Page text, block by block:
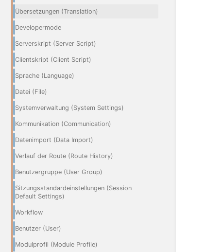
Übersetzungen (Translation)
Developermode
Serverskript (Server Script)
Clientskript (Client Script)
Sprache (Language)
Datei (File)
Systemverwaltung (System Settings)
Kommunikation (Communication)
Datenimport (Data Import)
Verlauf der Route (Route History)
Benutzergruppe (User Group)
Sitzungsstandardeinstellungen (Session
Default Settings)
Workflow
Benutzer (User)
Modulprofil (Module Profile)